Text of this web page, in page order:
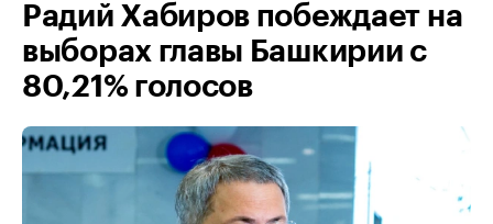
Радий Хабиров побеждает на
выборах главы Башкирии с
80,21% голосов